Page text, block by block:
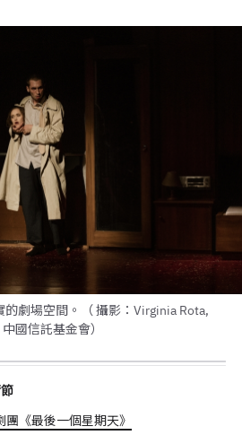
的劇場空間。（ 攝影：Virginia Rota,
國信託基金會）
《最後一個星期天》